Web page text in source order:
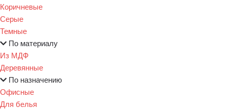
Коричневые
Серые
Темные
По материалу
Из МДФ
Деревянные
По назначению
Офисные
Для белья